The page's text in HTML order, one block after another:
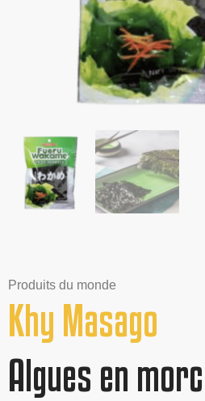
Produits du monde
Khy Masago
Algues en